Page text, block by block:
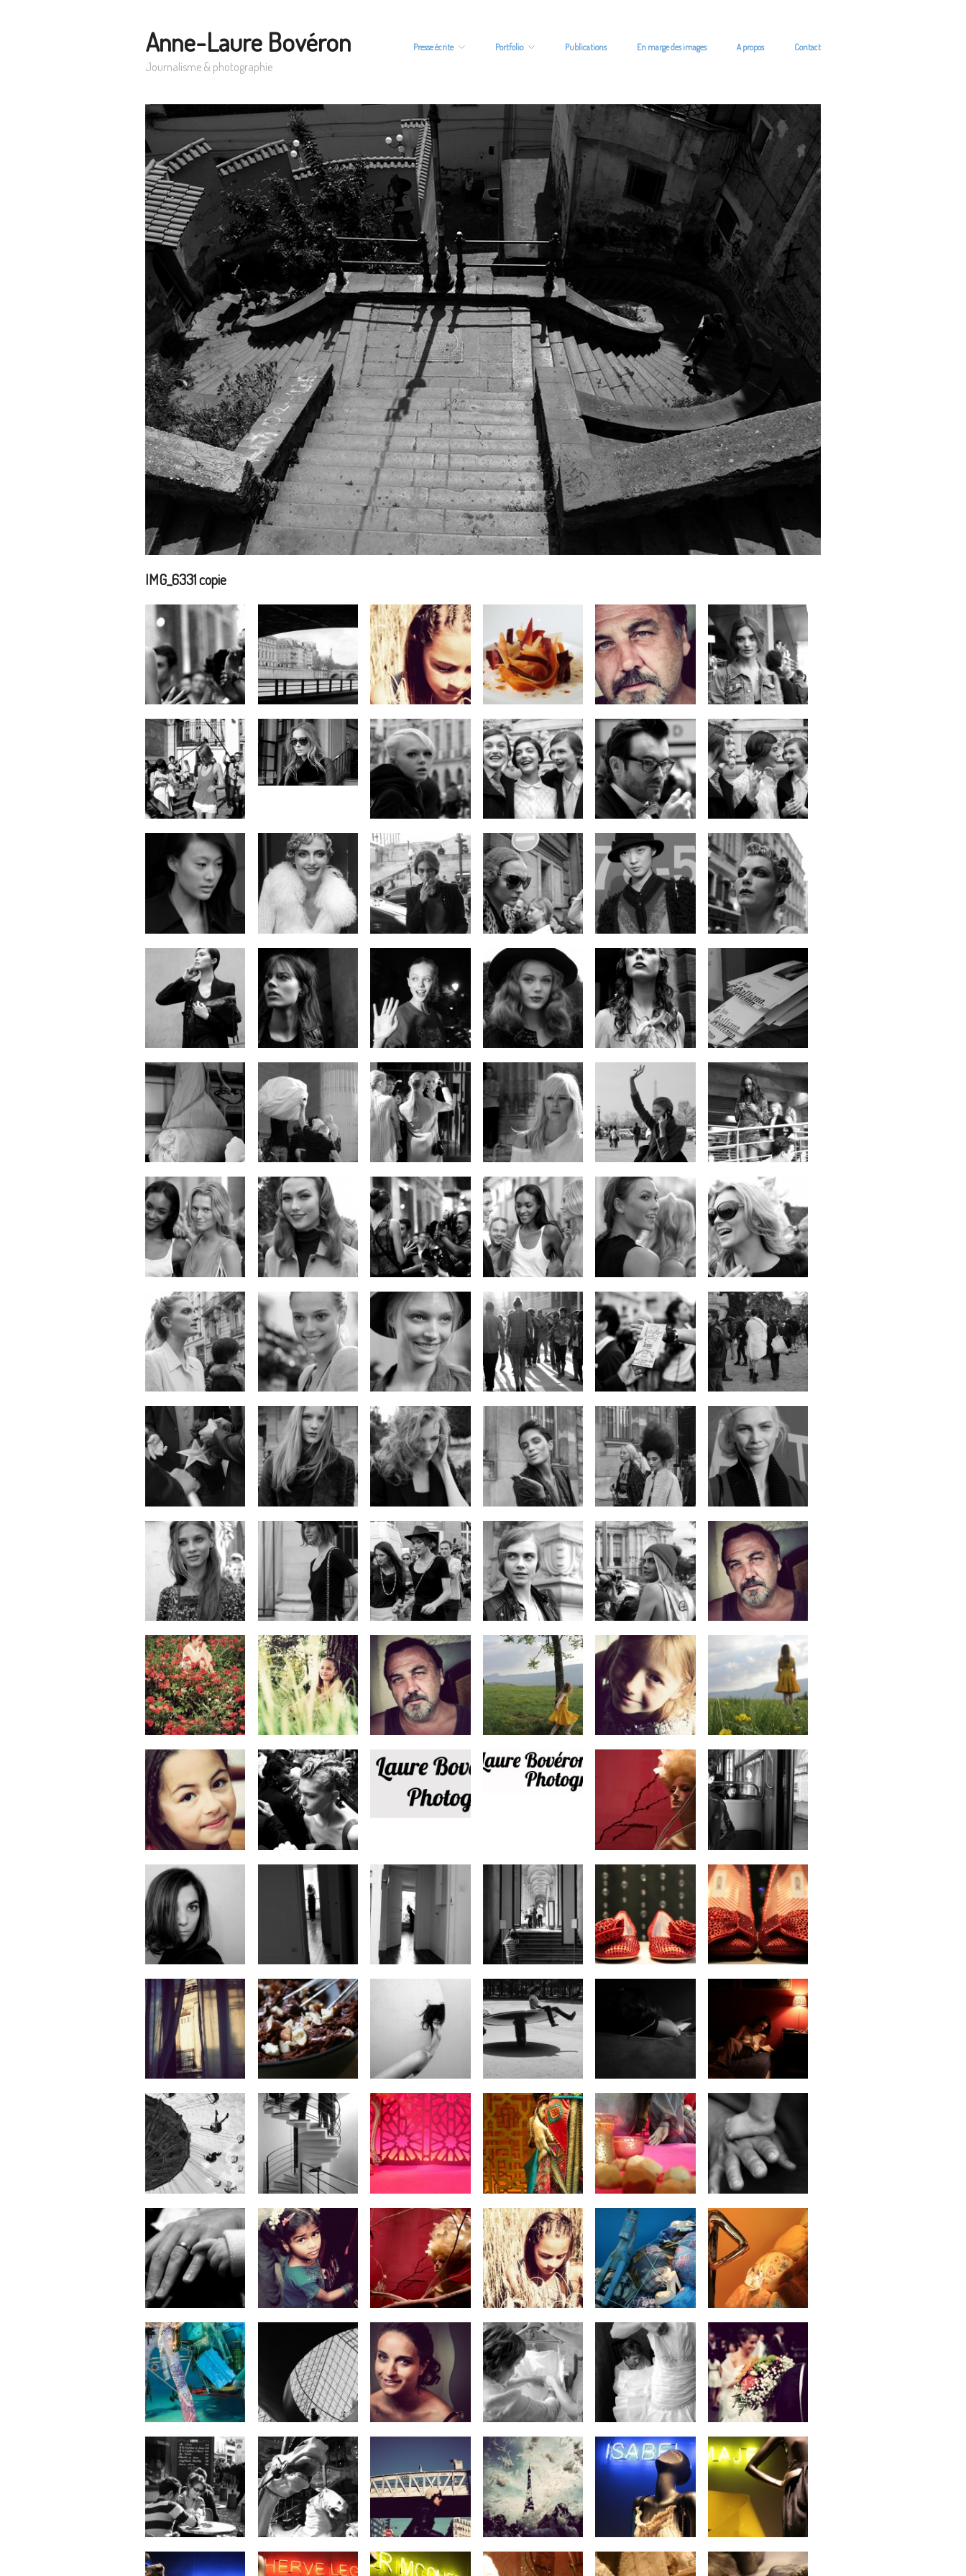
Anne-Laure Bovéron
Journalisme & photographie
Presse écrite Portfolio Publications En marge des images A propos Contact
IMG_6331 copie